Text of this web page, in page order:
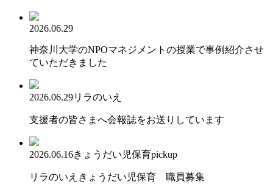
2026.06.29
神奈川大学のNPOマネジメントの授業で事例紹介させ
ていただきました
2026.06.29リラのいえ
支援者の皆さまへ会報誌をお送りしています
2026.06.16きょうだい児保育pickup
リラのいえきょうだい児保育 職員募集